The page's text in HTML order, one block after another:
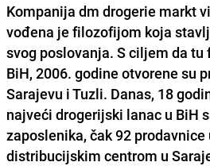
Kompanija dm drogerie markt
vođena je filozofijom koja
svog poslovanja. S ciljem da
BiH, 2006. godine otvorene su
Sarajevu i Tuzli. Danas, 18
najveći drogerijski lanac u BiH
zaposlenika, čak 92 prodavnice
distribucijskim centrom u